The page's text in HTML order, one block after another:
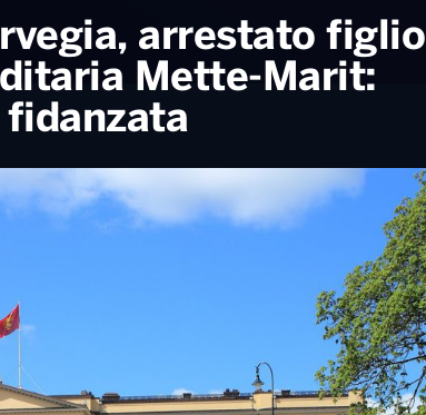
arrestato figlio
Mette-Marit:
fidanzata